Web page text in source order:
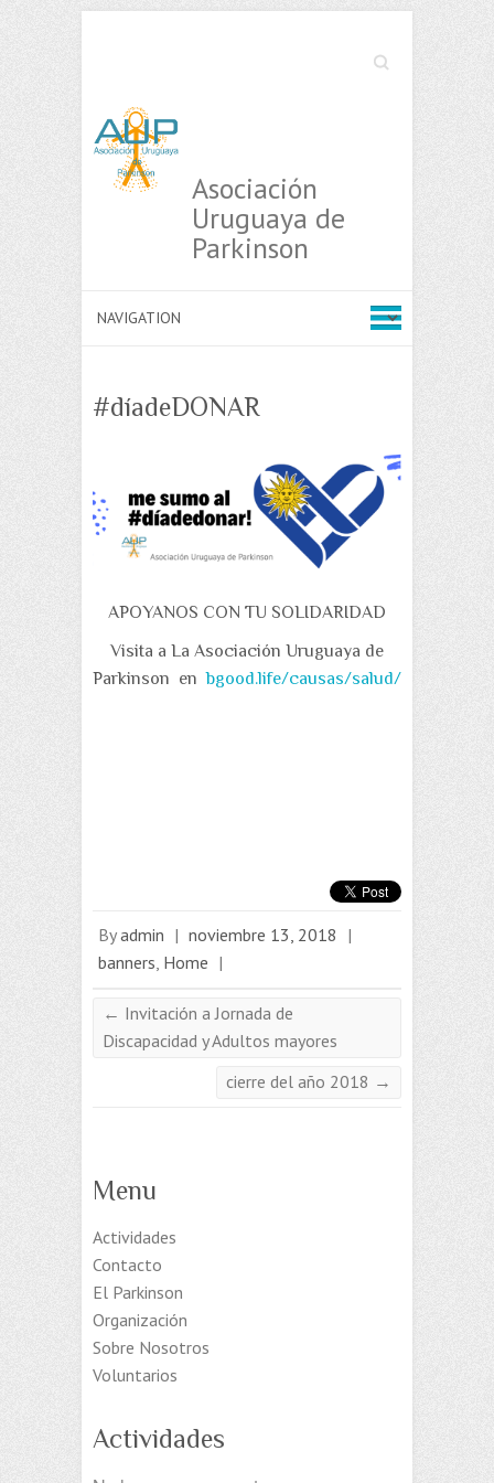
Search
Asociación
Uruguaya de
Parkinson
#díadeDONAR
APOYANOS CON TU SOLIDARIDAD
Visita a La Asociación Uruguaya de
Parkinson enbgood.life/causas/salud/
Byadmin | noviembre 13, 2018 |
banners, Home |
← Invitación a Jornada de
Discapacidad y Adultos mayores
cierre del año 2018 →
Menu
Actividades
Contacto
El Parkinson
Organización
Sobre Nosotros
Voluntarios
Actividades